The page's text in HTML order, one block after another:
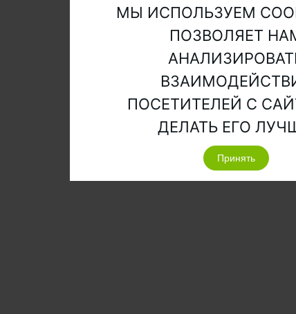
МЫ ИСПОЛЬЗУЕМ
ПОЗВОЛЯЕТ
ПОСЕТИТЕЛЕЙ С
ДЕЛАТЬ ЕГО
Принять